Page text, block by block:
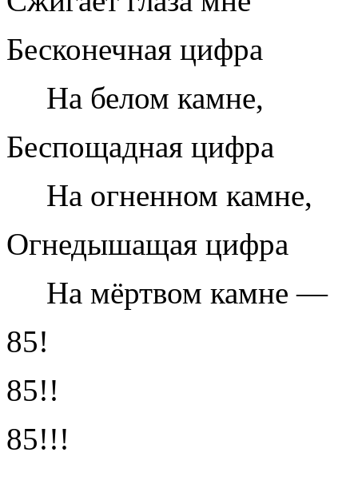
Бесконечная цифра
На белом камне,
Беспощадная цифра
На огненном камне,
Огнедышащая цифра
На мёртвом камне —
85!
85!!
85!!!